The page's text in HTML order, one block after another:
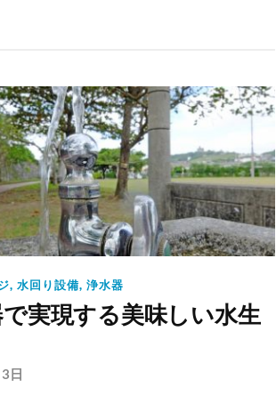
, 水回り設備, 浄水器
実現する美味しい水生
日